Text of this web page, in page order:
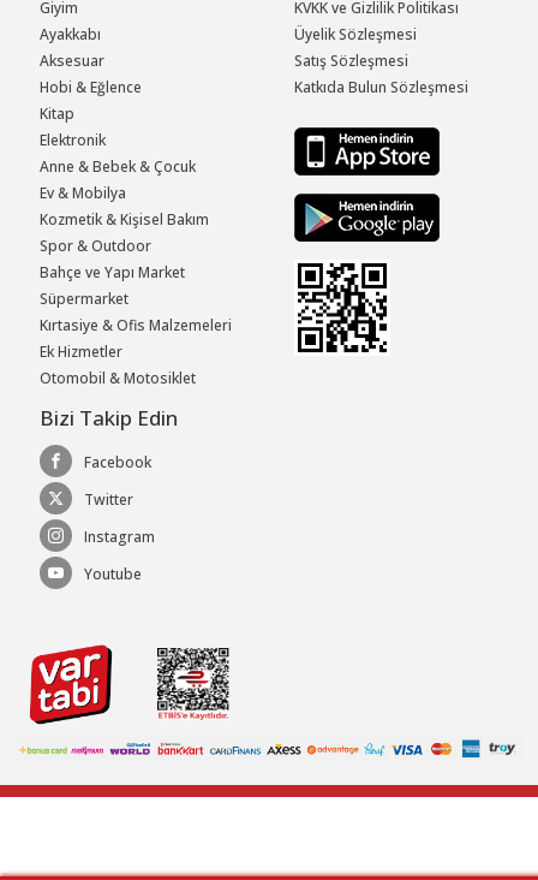
Giyim
Ayakkabı
Aksesuar
Hobi & Eğlence
Kitap
Elektronik
Anne & Bebek & Çocuk
Ev & Mobilya
Kozmetik & Kişisel Bakım
Spor & Outdoor
Bahçe ve Yapı Market
Süpermarket
Kırtasiye & Ofis Malzemeleri
Ek Hizmetler
Otomobil & Motosiklet
KVKK ve Gizlilik Politikası
Üyelik Sözleşmesi
Satış Sözleşmesi
Katkıda Bulun Sözleşmesi
Bizi Takip Edin
Facebook
Twitter
Instagram
Youtube